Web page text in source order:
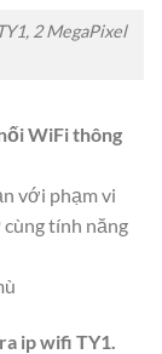
2 MegaPixel
WiFi thông
với phạm vi
cùng tính năng
ip wifi TY1.